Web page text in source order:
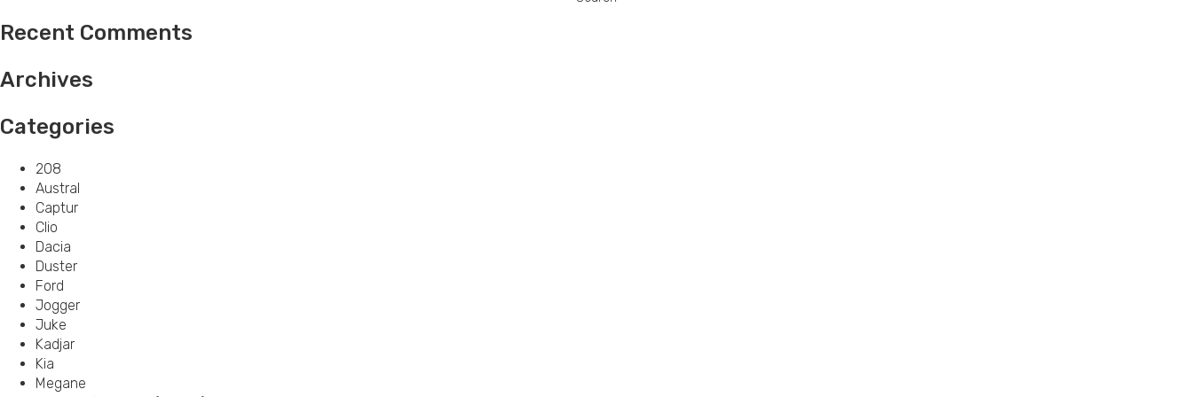
Recent Comments
Archives
Categories
208
Austral
Captur
Clio
Dacia
Duster
Ford
Jogger
Juke
Kadjar
Kia
Megane